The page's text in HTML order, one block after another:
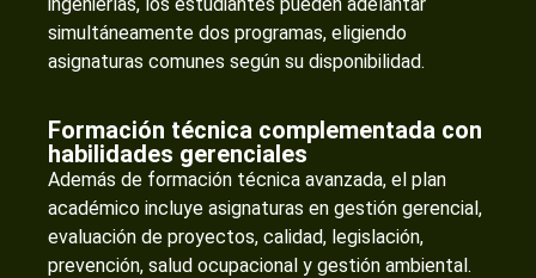
ingenierías, los estudiantes pueden adelantar
simultáneamente dos programas, eligiendo
asignaturas comunes según su disponibilidad.
Formación técnica complementada con
habilidades gerenciales
Además de formación técnica avanzada, el plan
académico incluye asignaturas en gestión gerencial,
evaluación de proyectos, calidad, legislación,
prevención, salud ocupacional y gestión ambiental.